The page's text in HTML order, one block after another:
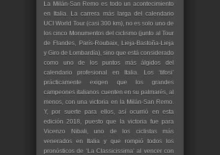
La Milán-San Remo es todo un acontecimiento
en Italia. La carrera más larga del calendario
UCI World Tour (casi 300 km), no es solo uno de
los cinco Monumentos del ciclismo (junto al Tour
de Flandes, París-Roubaix, Lieja-Bastoña-Lieja
y Giro de Lombardía), sino que está considerado
como uno de los puntos más álgidos del
calendario profesional en Italia. Los ʻtifosiʼ
prácticamente exigen que los grandes
campeones italianos cuenten en su palmarés, al
menos, con una victoria en la Milán-San Remo.
Y, por suerte para ellos, así ocurrió en esta
edición 2018, puesto que la victoria fue para
Vicenzo Nibali, uno de los ciclistas más
venerados en Italia y que rompió todos los
pronósticos de ʻLa Classicissimaʼ al vencer con